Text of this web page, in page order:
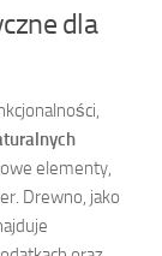
dla
elementy,
Drewno, jako